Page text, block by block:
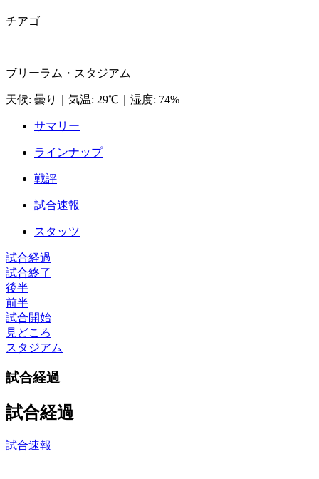
チアゴ
ブリーラム・スタジアム
天候: 曇り 気温: 29℃ 湿度: 74%
サマリー
ラインナップ
戦評
試合速報
スタッツ
試合経過
試合終了
後半
前半
試合開始
見どころ
スタジアム
試合経過
試合経過
試合速報